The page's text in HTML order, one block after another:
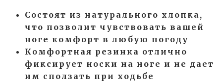
Состоят из натурального хлопка,
что позволит чувствовать вашей
ноге комфорт в любую погоду
Комфортная резинка отлично
фиксирует носки на ноге и не дает
им сползать при ходьбе